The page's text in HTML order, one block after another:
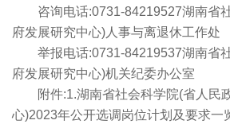
咨询电话:0731-84219527湖南省
府发展研究中心)人事与离退休工作处
举报电话:0731-84219537湖南省
府发展研究中心)机关纪委办公室
附件:1.湖南省社会科学院(省人民
心)2023年公开选调岗位计划及要求一